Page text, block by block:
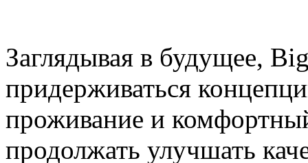
Заглядывая в будущее,
придерживаться
проживание и
продолжать улучшать